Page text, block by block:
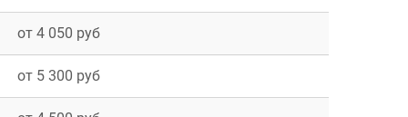
от 4 050 руб
от 5 300 руб